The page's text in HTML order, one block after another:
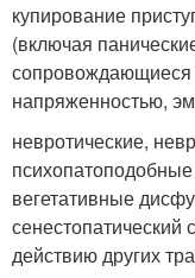
купирование
(включая
сопровождающиеся
напряженностью,
невротические,
вегетативные
сенестопатический
действию других